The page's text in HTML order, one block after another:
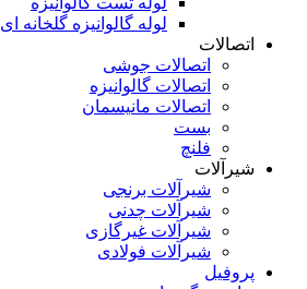
لوله گالوانیزه گلخانه ای
اتصالات
اتصالات جوشی
اتصالات گالوانیزه
اتصالات مانیسمان
بست
فلنچ
شیرآلات
شیرآلات برنجی
شیرآلات چدنی
شیرآلات غیرگازی
شیرآلات فولادی
پروفیل